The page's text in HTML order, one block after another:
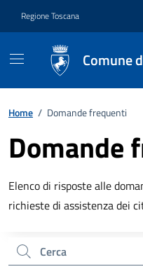
Regione Toscana
Comune
Home / Domande frequenti
Domande
Descrizione breve
Elenco di risposte alle
richieste di assistenza dei
Cerca nel sito